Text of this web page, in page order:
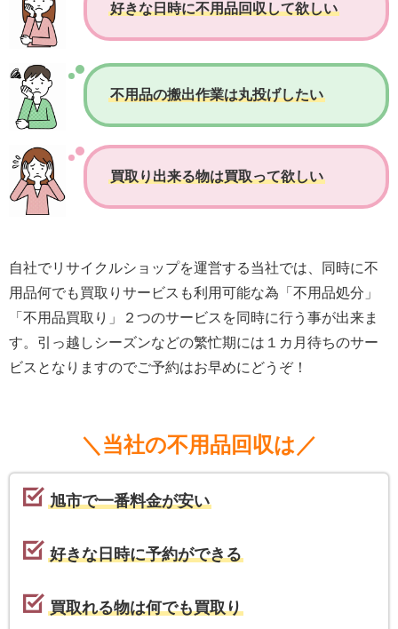
好きな日時に不用品回収して欲しい
不用品の搬出作業は丸投げしたい
買取り出来る物は買取って欲しい
自社でリサイクルショップを運営する当社では、同時に不
用品何でも買取りサービスも利用可能な為「不用品処分」
「不用品買取り」２つのサービスを同時に行う事が出来ま
す。引っ越しシーズンなどの繁忙期には１カ月待ちのサー
ビスとなりますのでご予約はお早めにどうぞ！
＼当社の不用品回収は／
旭市で一番料金が安い
好きな日時に予約ができる
買取れる物は何でも買取り